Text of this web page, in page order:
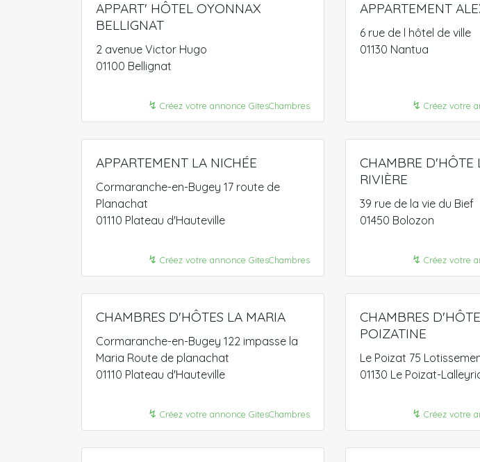
APPART' HÔTEL OYONNAX
BELLIGNAT
2 avenue Victor Hugo
01100 Bellignat
↯ Créez votre annonce GitesChambres
APPARTEMENT
6 rue de l hôtel de ville
01130 Nantua
↯ Créez votre
APPARTEMENT LA NICHÉE
Cormaranche-en-Bugey 17 route de
Planachat
01110 Plateau d'Hauteville
↯ Créez votre annonce GitesChambres
CHAMBRE D'HÔTE
RIVIÈRE
39 rue de la vie du Bief
01450 Bolozon
↯ Créez votre
CHAMBRES D'HÔTES LA MARIA
Cormaranche-en-Bugey 122 impasse la
Maria Route de planachat
01110 Plateau d'Hauteville
↯ Créez votre annonce GitesChambres
CHAMBRES
POIZATINE
Le Poizat 75
01130 Le Poizat-
↯ Créez votre